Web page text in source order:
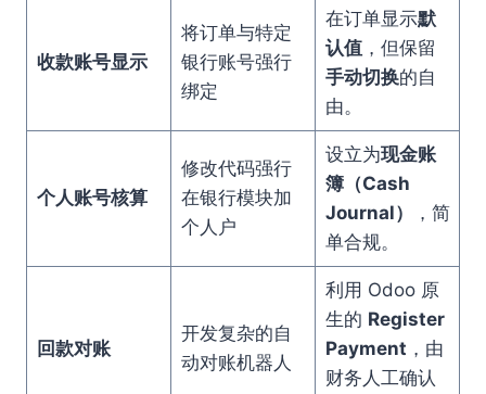
收款账号显示
将订单与特定
银行账号强行
绑定
在订单显示默
认值，但保留
手动切换的自
由。
个人账号核算
修改代码强行
在银行模块加
个人户
设立为现金账
簿（Cash
Journal）
，简
单合规。
回款对账
开发复杂的自
动对账机器人
利用 Odoo 原
生的 Register
Payment ，由
财务人工确认